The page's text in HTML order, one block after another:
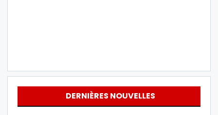
DERNIÈRES NOUVELLES